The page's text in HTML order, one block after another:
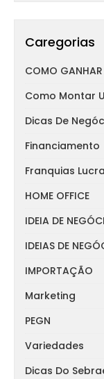
Caregorias
COMO GANHAR
Como Montar
Dicas De
Financiamento
Franquias
HOME OFFICE
IDEIA DE
IDEIAS DE
IMPORTAÇÃO
Marketing
PEGN
Variedades
Dicas Do